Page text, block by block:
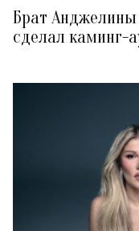
Брат
сделал каминг-